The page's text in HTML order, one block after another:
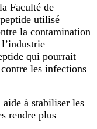
Faculté de
utilisé
la contamination
qui pourrait
les infections
aide à stabiliser les
rendre plus